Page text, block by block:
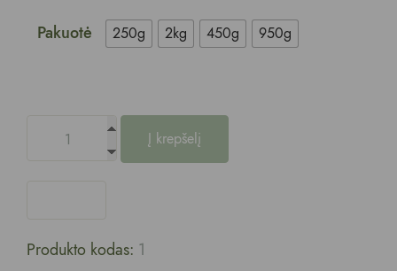
Pakuotė 250g 2kg 450g 950g
Į krepšelį
Produkto kodas: 1